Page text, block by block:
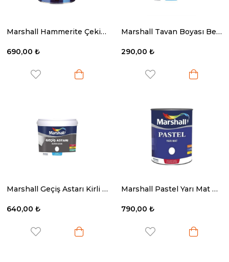
Marshall Hammerite Çekiçlenmiş Metal Boyası Düz Siyah 0.75 Lt.
690,00 ₺
Marshall Tavan Boyası Beyaz 3.5 Kg.
290,00 ₺
Marshall Geçiş Astarı Kirli Beyaz 2.5 Lt
640,00 ₺
Marshall Pastel Yarı Mat Bm Baz 1 Lt
790,00 ₺